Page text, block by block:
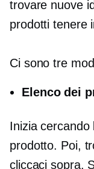
trovare nuove
prodotti tenere
Ci sono tre
Elenco dei
Inizia cercando
prodotto. Poi,
cliccaci sopra.